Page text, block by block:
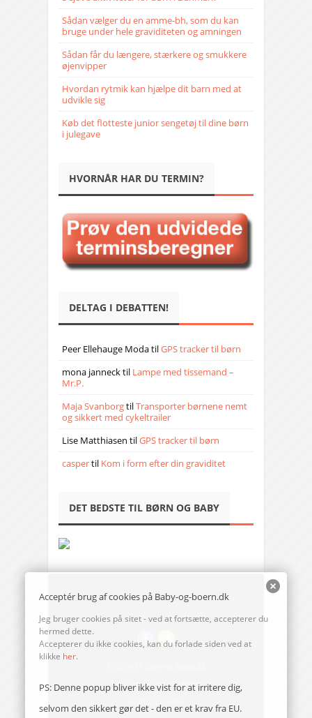
Sådan vælger du en amme-bh, som du kan
bruge under hele graviditeten og amningen
Sådan får du længere, stærkere og smukkere
øjenvipper
Hvordan rytmik kan hjælpe dit barn med at
udvikle sig
Køb det flotteste junior sengetøj til dine børn
i julegave
HVORNÅR HAR DU TERMIN?
DELTAG I DEBATTEN!
Peer Ellehauge ModatilGPS tracker til børn
mona jannecktil Lampe med tissemand –
Mr.P.
Maja SvanborgtilTransporter børnene nemt
og sikkert med cykeltrailer
Lise Matthiasen tilGPS tracker til børn
caspertil Kom i form efter din graviditet
DET BEDSTE TIL BØRN OG BABY
Send en mail til redaktionen
Acceptér brug af cookies på Baby-og-boern.dk
Jeg bruger cookies på sitet - ved at fortsætte, accepterer du
hermed dette.
Accepterer du ikke cookies, kan du forlade siden ved at
klikke her.
PS: Denne popup bliver ikke vist for at irritere dig,
selvom den sikkert gør det - den er et krav fra EU.